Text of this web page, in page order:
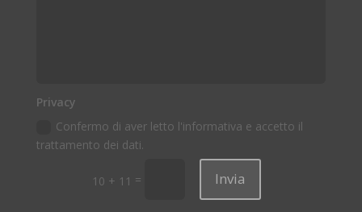
Privacy
Confermo di aver letto l'informativa e accetto il
trattamento dei dati.
10 + 11 = Invia